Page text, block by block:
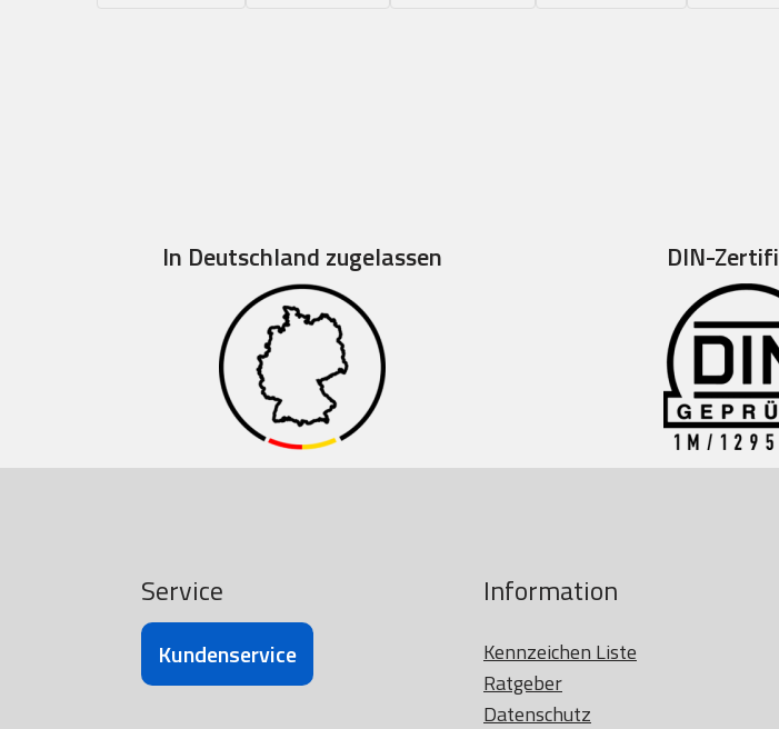
In Deutschland zugelassen DIN-
Service
Kundenservice
Information
Kennzeichen Liste
Ratgeber
Datenschutz